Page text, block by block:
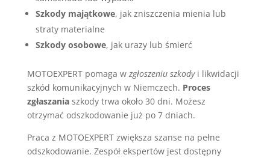
Szkody majątkowe, jak zniszczenia mienia lub
straty materialne
Szkody osobowe, jak urazy lub śmierć
MOTOEXPERT pomaga w zgłoszeniu szkodyi likwidacji
szkód komunikacyjnych w Niemczech. Proces
zgłaszaniaszkody trwa około 30 dni. Możesz
otrzymać odszkodowanie już po 7 dniach.
Praca z MOTOEXPERT zwiększa szanse na pełne
odszkodowanie. Zespół ekspertów jest dostępny